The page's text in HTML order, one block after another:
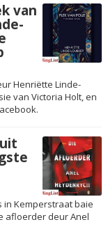
van
Henriëtte Linde-
van Victoria Holt, en
in Kemperstraat baie
afloerder deur Anel